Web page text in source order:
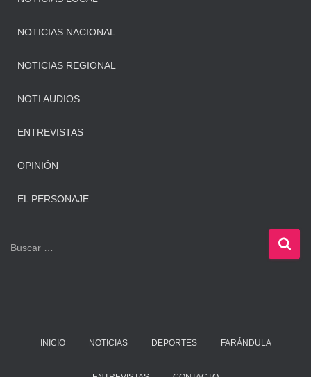
NOTICIAS NACIONAL
NOTICIAS REGIONAL
NOTI AUDIOS
ENTREVISTAS
OPINIÓN
EL PERSONAJE
B
u
Buscar …
INICIO NOTICIAS DEPORTES FARÁNDULA